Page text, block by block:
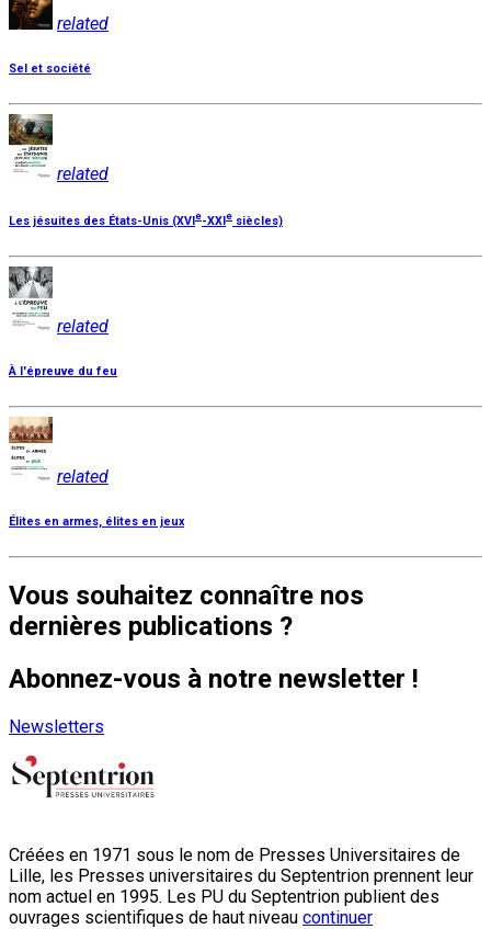
related
Sel et société
related
Les jésuites des États-Unis (XVI e-XXI e siècles)
related
À l'épreuve du feu
related
Élites en armes, élites en jeux
Vous souhaitez connaître nos
dernières publications ?
Abonnez-vous à notre newsletter !
Newsletters
Créées en 1971 sous le nom de Presses Universitaires de
Lille, les Presses universitaires du Septentrion prennent leur
nom actuel en 1995. Les PU du Septentrion publient des
ouvrages scientifiques de haut niveau continuer